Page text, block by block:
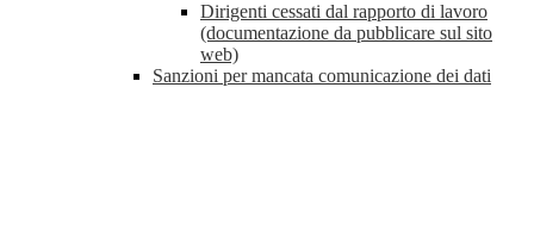
Dirigenti cessati dal rapporto di lavoro
(documentazione da pubblicare sul sito
web)
Sanzioni per mancata comunicazione dei dati